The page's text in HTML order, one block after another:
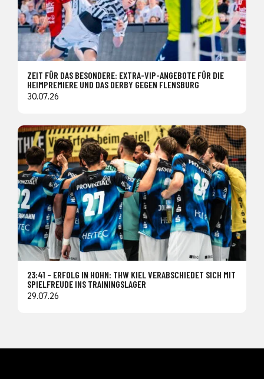
ZEIT FÜR DAS BESONDERE: EXTRA-VIP-ANGEBOTE FÜR DIE
HEIMPREMIERE UND DAS DERBY GEGEN FLENSBURG
30.07.26
23:41 – ERFOLG IN HOHN: THW KIEL VERABSCHIEDET SICH MIT
SPIELFREUDE INS TRAININGSLAGER
29.07.26